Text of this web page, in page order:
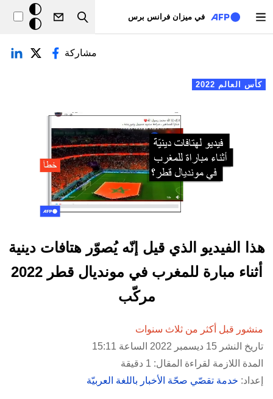
في ميزان فرانس برس
Search
خلفيّة
داكنة
التبويبات الأساسية
كأس العالم 2022
مشاركة
هذا الفيديو الذي قيل إنّه يُصوّر هتافات دينية
أثناء مبارة للمغرب في مونديال قطر 2022
مركّب
منشور قبل أكثر من ثلاث سنوات
تاريخ النشر 15 ديسمبر 2022 الساعة 15:11
المدة اللازمة لقراءة المقال: 1 دقيقة
إعداد: خدمة تقصّي صحّة الأخبار باللغة العربيّة